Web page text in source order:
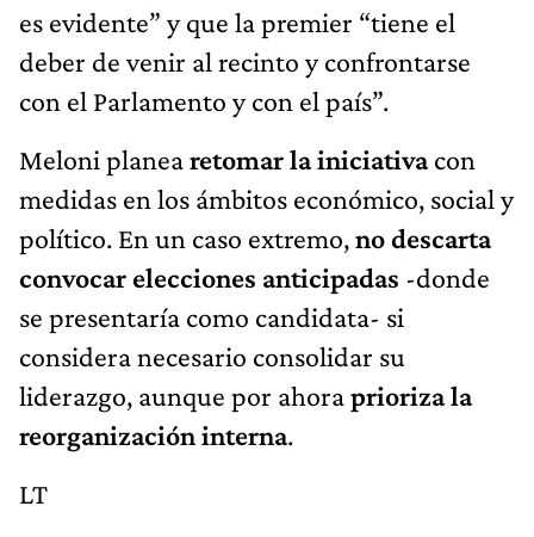
es evidente” y que la premier “tiene el
deber de venir al recinto y confrontarse
con el Parlamento y con el país”.
Meloni planearetomar la iniciativacon
medidas en los ámbitos económico, social y
político. En un caso extremo,no descarta
convocar elecciones anticipadas -donde
se presentaría como candidata- si
considera necesario consolidar su
liderazgo, aunque por ahoraprioriza la
reorganización interna.
LT